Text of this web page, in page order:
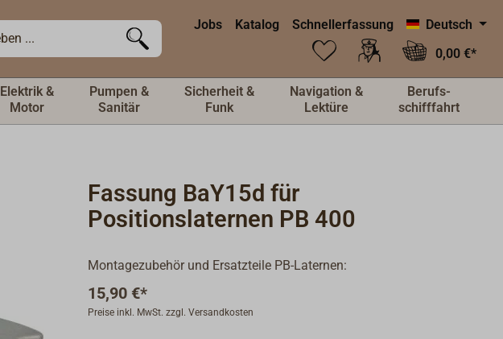
Jobs Katalog Schnellerfassung
Deutsch
0,00 €*
Elektrik &
Motor
Pumpen &
Sanitär
Sicherheit &
Funk
Navigation &
Lektüre
Berufs-
schifffahrt
Fassung BaY15d für
Positionslaternen PB 400
Montagezubehör und Ersatzteile PB-Laternen:
15,90 €*
Preise inkl. MwSt. zzgl. Versandkosten